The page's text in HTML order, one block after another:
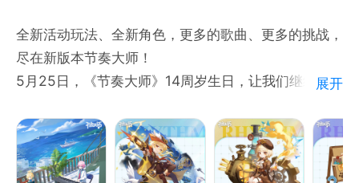
全新活动玩法、全新角色，更多的歌曲、更多的挑战，
尽在新版本节奏大师！
5月25日，《节奏大师》14周岁生日，让我们继续延
音符下落式传统音乐游戏玩法，让你在手机上体验经典
的VOS模式，游戏中针对触摸屏的特性加入音轨滑动
音符，让你在游戏过程中体验到手指随着旋律跳舞的感
展开